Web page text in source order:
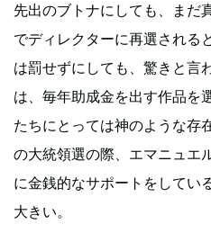
先出のブトナにしても、まだ
でディレクターに再選される
は罰せずにしても、驚きと言
は、毎年助成金を出す作品を
たちにとっては神のような存
の大統領選の際、エマニュエ
に金銭的なサポートをしてい
大きい。